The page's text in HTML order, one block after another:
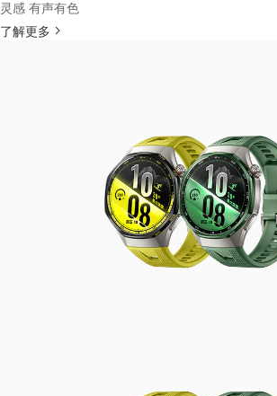
灵感 有声有色
了解更多